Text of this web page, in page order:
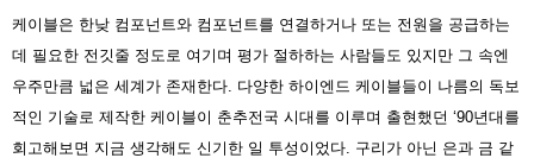
케이블은 한낮 컴포넌트와 컴포넌트를 연결하거나 또는 전원을 공급하는
데 필요한 전깃줄 정도로 여기며 평가 절하하는 사람들도 있지만 그 속엔
우주만큼 넓은 세계가 존재한다. 다양한 하이엔드 케이블들이 나름의 독보
적인 기술로 제작한 케이블이 춘추전국 시대를 이루며 출현했던 ‘90년대를
회고해보면 지금 생각해도 신기한 일 투성이었다. 구리가 아닌 은과 금 같